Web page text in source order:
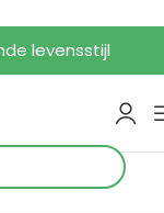
levensstijl